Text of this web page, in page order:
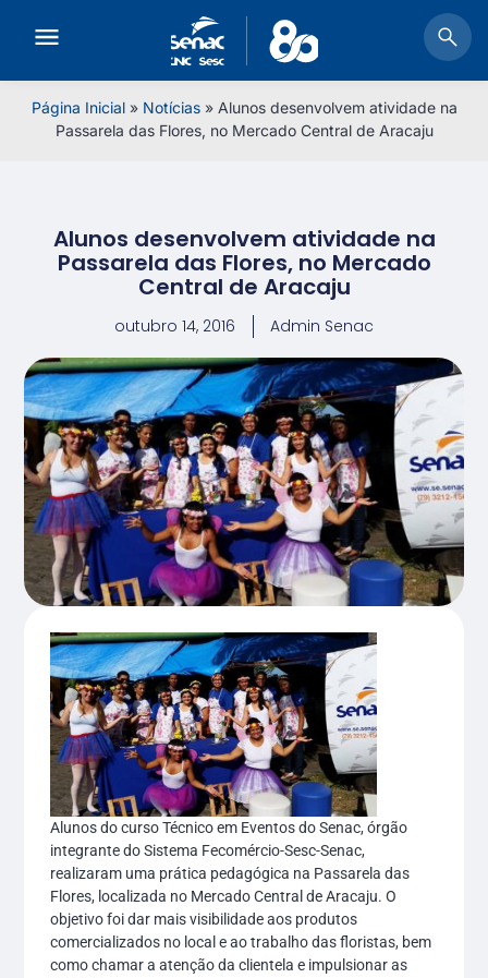
Página Inicial» Notícias» Alunos desenvolvem atividade na
Passarela das Flores, no Mercado Central de Aracaju
Alunos desenvolvem atividade na
Passarela das Flores, no Mercado
Central de Aracaju
outubro 14, 2016 Admin Senac
Alunos do curso Técnico em Eventos do Senac, órgão
integrante do Sistema Fecomércio-Sesc-Senac,
realizaram uma prática pedagógica na Passarela das
Flores, localizada no Mercado Central de Aracaju. O
objetivo foi dar mais visibilidade aos produtos
comercializados no local e ao trabalho das floristas, bem
como chamar a atenção da clientela e impulsionar as